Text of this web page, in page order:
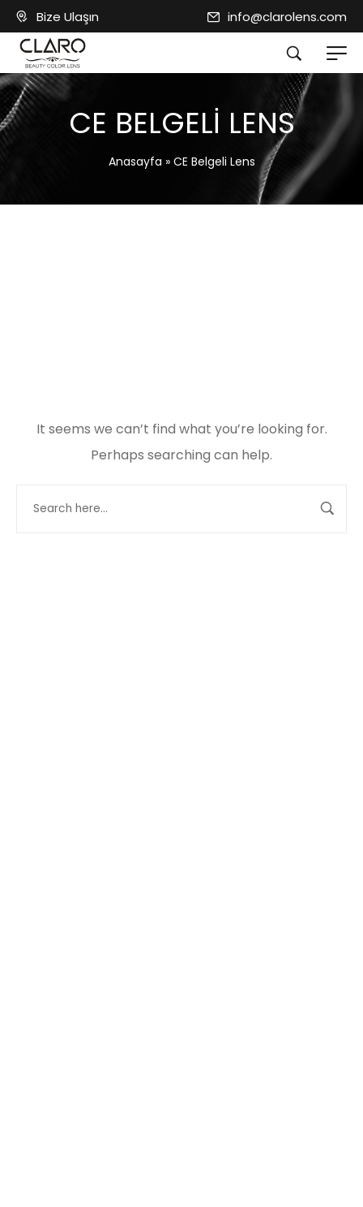
Bize Ulaşın info@clarolens.com
CE BELGELI LENS
Anasayfa » CE Belgeli Lens
It seems we can’t find what you’re looking for.
Perhaps searching can help.